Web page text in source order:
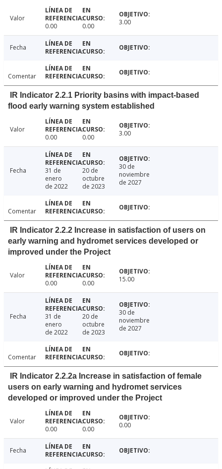
Valor
0.00
0.00 3.00
Fecha
Comentar
IR Indicator 2.2.1 Priority basins with impact-based
flood early warning system established
Valor
0.00
0.00 3.00
Fecha
31 de
enero
de 2022
20 de
octubre
de 2023
30 de
noviembre
de 2027
Comentar
IR Indicator 2.2.2 Increase in satisfaction of users on
early warning and hydromet services developed or
improved under the Project
Valor
0.00
0.00 15.00
Fecha
31 de
enero
de 2022
20 de
octubre
de 2023
30 de
noviembre
de 2027
Comentar
IR Indicator 2.2.2a Increase in satisfaction of female
users on early warning and hydromet services
developed or improved under the Project
Valor
0.00
0.00 0.00
Fecha